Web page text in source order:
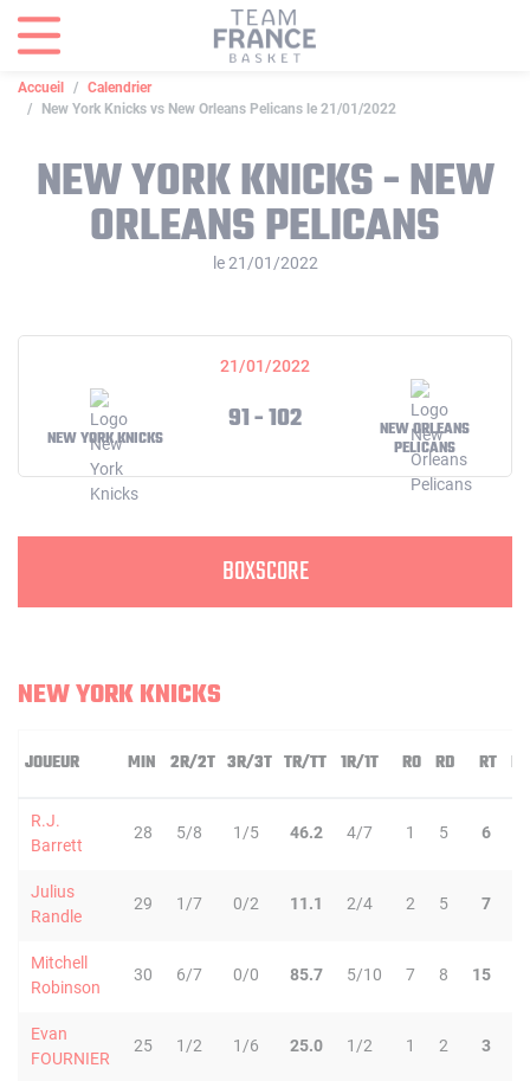
Accueil
Calendrier
New York Knicks vs New Orleans Pelicans le 21/01/2022
NEW YORK KNICKS - NEW
ORLEANS PELICANS
le 21/01/2022
21/01/2022
NEW YORK KNICKS
91 - 102
NEW ORLEANS
PELICANS
BOXSCORE
NEW YORK KNICKS
JOUEUR MIN 2R/2T 3R/3T TR/TT 1R/1T RO RD RT PD
R.J.
Barrett
28 5/8 1/5 46.2 4/7 1 5 6
Julius
Randle
29 1/7 0/2 11.1 2/4 2 5 7
Mitchell
Robinson
30 6/7 0/0 85.7 5/10 7 8 15
Evan
FOURNIER
25 1/2 1/6 25.0 1/2 1 2 3
Panneau de gestion des cookies